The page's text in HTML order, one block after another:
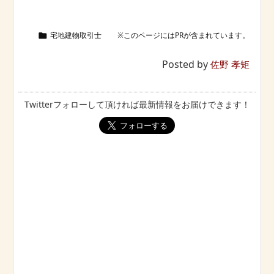
 宅地建物取引士
Posted by 佐野 孝矩
Twitterフォローして頂ければ最新情報をお届けできます！